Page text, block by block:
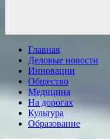
Главная
Деловые новости
Инновации
Общество
Медицина
На дорогах
Культура
Образование